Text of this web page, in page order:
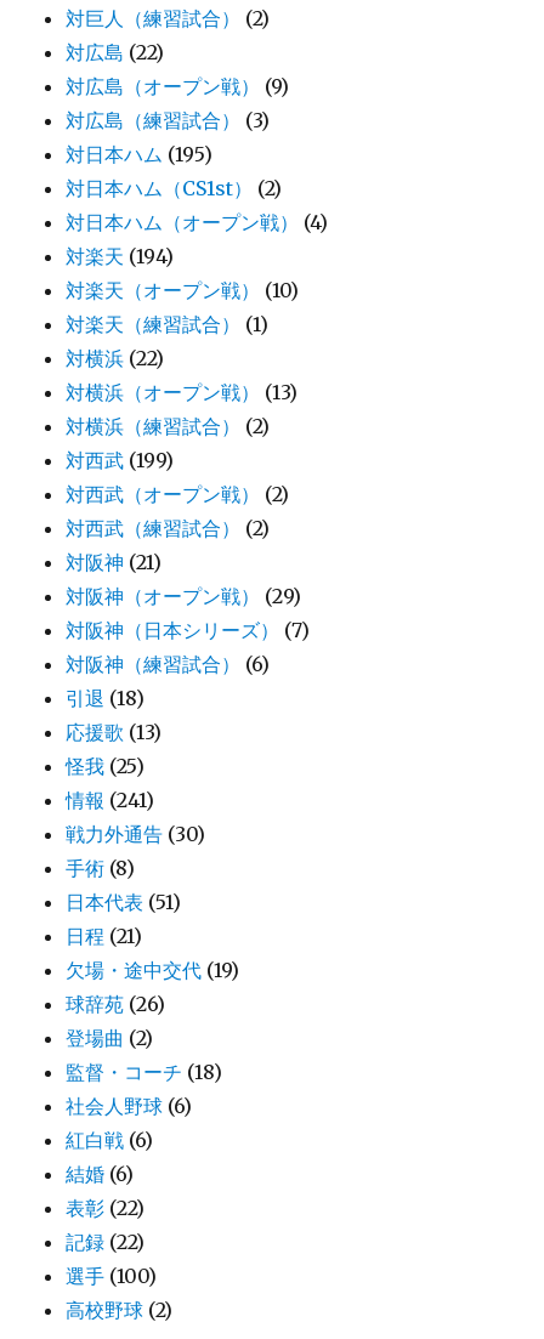
対巨人（練習試合）
(2)
対広島 (22)
対広島（オープン戦）
(9)
対広島（練習試合）
(3)
対日本ハム (195)
対日本ハム（CS1st）
(2)
対日本ハム（オープン戦）
(4)
対楽天 (194)
対楽天（オープン戦）
(10)
対楽天（練習試合）
(1)
対横浜 (22)
対横浜（オープン戦）
(13)
対横浜（練習試合）
(2)
対西武 (199)
対西武（オープン戦）
(2)
対西武（練習試合）
(2)
対阪神 (21)
対阪神（オープン戦）
(29)
対阪神（日本シリーズ）
(7)
対阪神（練習試合）
(6)
引退 (18)
応援歌 (13)
怪我 (25)
情報 (241)
戦力外通告 (30)
手術 (8)
日本代表 (51)
日程 (21)
欠場・途中交代 (19)
球辞苑 (26)
登場曲 (2)
監督・コーチ (18)
社会人野球 (6)
紅白戦 (6)
結婚 (6)
表彰 (22)
記録 (22)
選手 (100)
高校野球 (2)